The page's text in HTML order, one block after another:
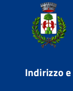
Indirizzo